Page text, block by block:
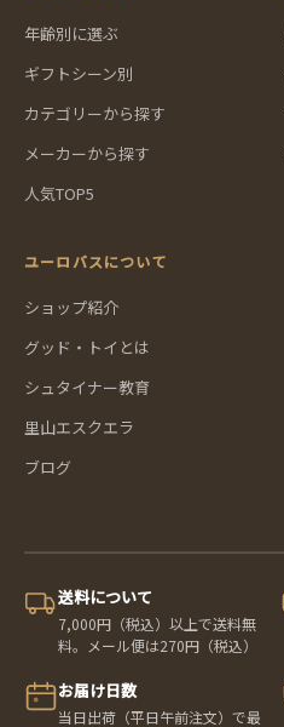
年齢別に選ぶ
ギフトシーン別
カテゴリーから探す
メーカーから探す
人気TOP5
ユーロバスについて
ショップ紹介
グッド・トイとは
シュタイナー教育
里山エスクエラ
ブログ
送料について
7,000円（税込）以上で送料無
料。メール便は270円（税込）
お届け日数
当日出荷（平日午前注文）で最